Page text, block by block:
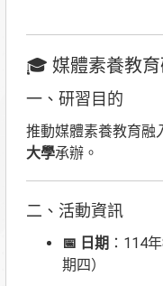
🎓 媒體素養教
一、研習目的
推動媒體素養教育融
大學承辦。
二、活動資訊
📅 日期 ：114
期四）